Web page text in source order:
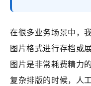
在很多业务场景中，
图片格式进行存档或
图片是非常耗费精力
复杂排版的时候，人